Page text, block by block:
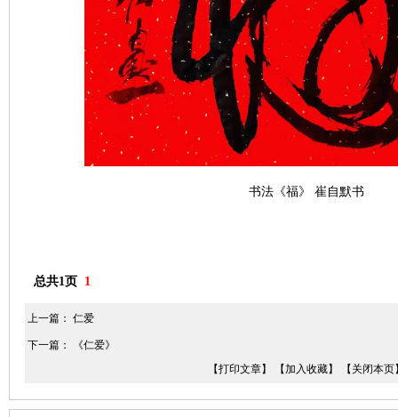
书法《福》 崔自默书
总共1页 1
上一篇： 仁爱
下一篇：
《仁爱》
【打印文章】
【加入收藏】 【关闭本页